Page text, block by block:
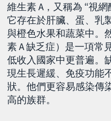
維生素 A，又稱為 “視
它存在於肝臟、蛋、乳
與橙色水果和蔬菜中。
素 A 缺乏症）是一項常
低收入國家中更普遍。
現生長遲緩、免疫功能
狀。他們更容易感染傳
高的族群。